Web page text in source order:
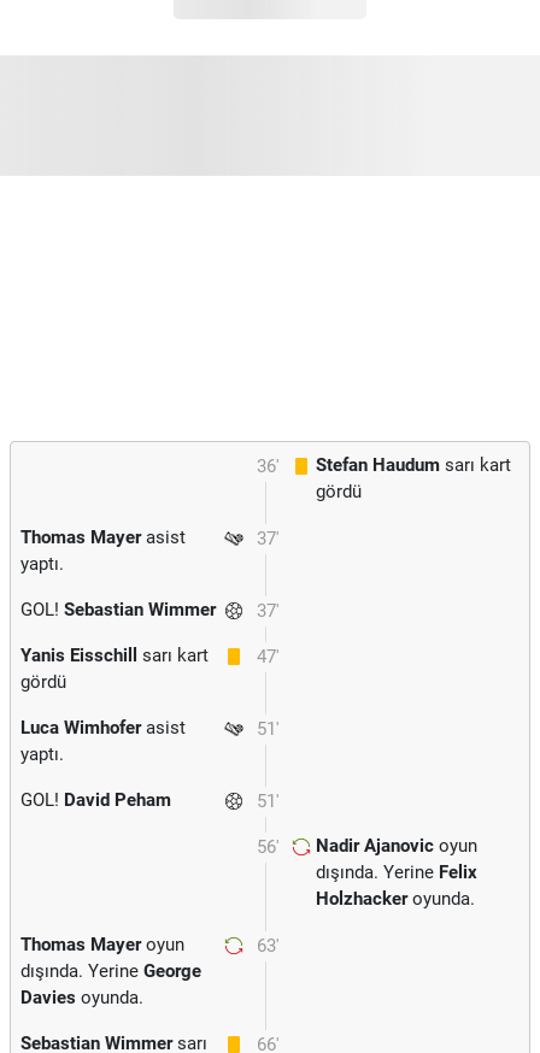
36' Stefan Haudum sarı kart
gördü
37'
Thomas Mayerasist
yaptı.
37'
GOL! Sebastian Wimmer
47'
Yanis Eisschill
sarı kart
gördü
51'
Luca Wimhoferasist
yaptı.
51'
GOL! David Peham
56' Nadir Ajanovic oyun
dışında. Yerine Felix
Holzhackeroyunda.
63'
Thomas Mayeroyun
dışında. Yerine George
Davies oyunda.
66'
Sebastian Wimmersarı